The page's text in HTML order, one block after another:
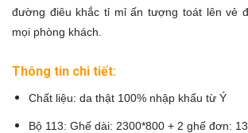
đường điêu khắc tỉ mỉ ấn tượng toát lên vẻ
mọi phòng khách.
Thông tin chi tiết:
Chất liệu: da thật 100% nhập khẩu từ Ý
Bộ 113: Ghế dài: 2300*800 + 2 ghế đơn: